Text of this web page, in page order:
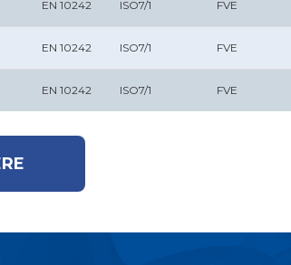
EN 10242 ISO7/1 FVE
EN 10242 ISO7/1 FVE
EN 10242 ISO7/1 FVE